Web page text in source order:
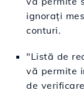
ignoraţi
conturi.
"Listă de
vă permite
de